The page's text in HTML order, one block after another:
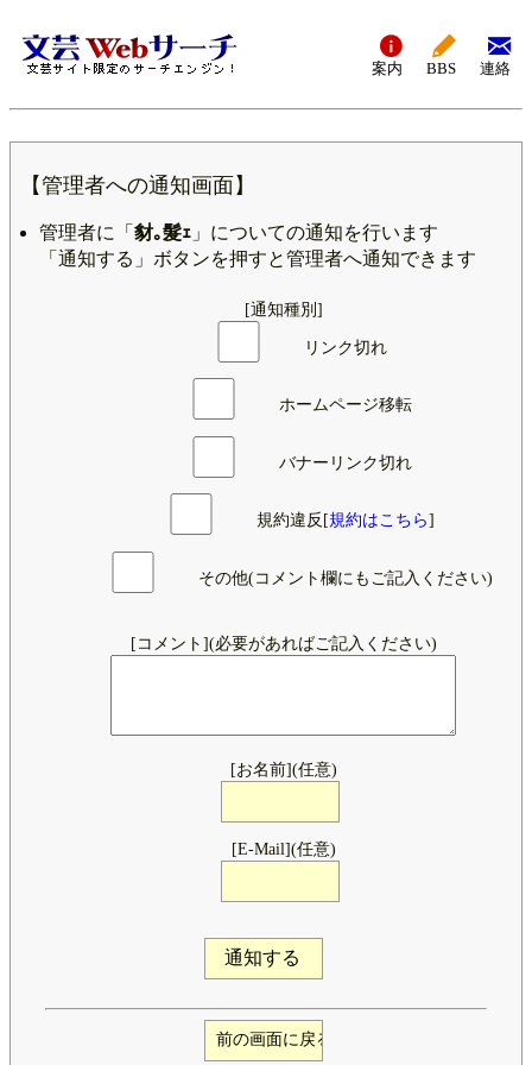
案内 BBS 連絡
【管理者への通知画面】
管理者に「 豺｡髮ｪ 」についての通知を行います
「通知する」ボタンを押すと管理者へ通知できます
[通知種別]
リンク切れ
ホームページ移転
バナーリンク切れ
規約違反[規約はこちら
その他(コメント欄にもご記入ください)
[コメント](必要があればご記入ください)
[お名前](任意)
[E-Mail](任意)